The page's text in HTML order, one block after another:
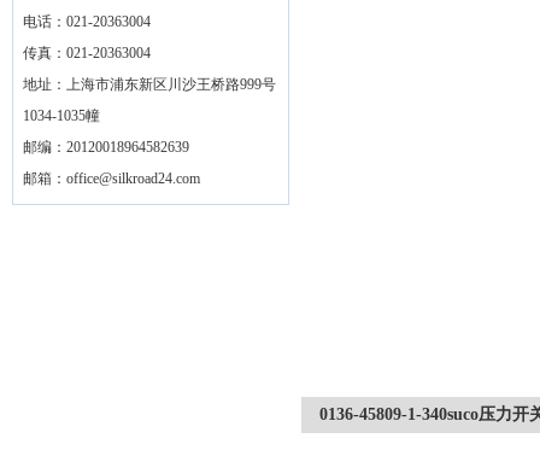
电话：021-20363004
传真：021-20363004
地址：上海市浦东新区川沙王桥路999号
1034-1035幢
邮编：20120018964582639
邮箱： office@silkroad24.com
0136-45809-1-340suco压力